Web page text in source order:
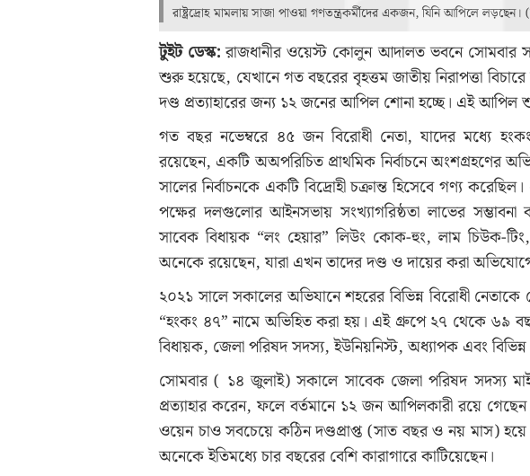
রাষ্ট্রদ্রোহ মামলায় সাজা পাওয়া গণতন্ত্রকর্মীদের একজন, যিনি আপিলে
টুইট ডেস্ক:রাজধানীর ওয়েস্ট কোলুন আদালত ভবনে সোমবার
শুরু হয়েছে, যেখানে গত বছরের বৃহত্তম জাতীয় নিরাপত্তা
দণ্ড প্রত্যাহারের জন্য ১২ জনের আপিল শোনা হচ্ছে। এই আপিল
গত বছর নভেম্বরে ৪৫ জন বিরোধী নেতা, যাদের মধ্যে
রয়েছেন, একটি অঅপরিচিত প্রাথমিক নির্বাচনে অংশগ্রহণের
সালের নির্বাচনকে একটি বিদ্রোহী চক্রান্ত হিসেবে গণ্য
পক্ষের দলগুলোর আইনসভায় সংখ্যাগরিষ্ঠতা লাভের
সাবেক বিধায়ক “লং হেয়ার” লিউং কোক-হুং, লাম চিউক-
অনেকে রয়েছেন, যারা এখন তাদের দণ্ড ও দায়ের করা
২০২১ সালে সকালের অভিযানে শহরের বিভিন্ন বিরোধী
“হংকং ৪৭” নামে অভিহিত করা হয়। এই গ্রুপে ২৭ থেকে ৬৯ বছর
বিধায়ক, জেলা পরিষদ সদস্য, ইউনিয়নিস্ট, অধ্যাপক এবং বিভিন্ন
সোমবার ( ১৪ জুলাই) সকালে সাবেক জেলা পরিষদ সদস্য
প্রত্যাহার করেন, ফলে বর্তমানে ১২ জন আপিলকারী রয়ে
ওয়েন চাও সবচেয়ে কঠিন দণ্ডপ্রাপ্ত (সাত বছর ও নয় মাস)
অনেকে ইতিমধ্যে চার বছরের বেশি কারাগারে কাটিয়েছেন।